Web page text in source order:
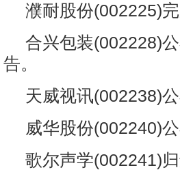
濮耐股份(002225)
合兴包装(002228)
告。
天威视讯(002238)
威华股份(002240)
歌尔声学(002241)归